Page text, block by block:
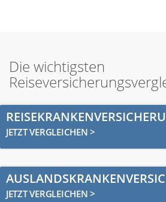
Die wichtigsten
JETZT VERGLEICHEN >
JETZT VERGLEICHEN >